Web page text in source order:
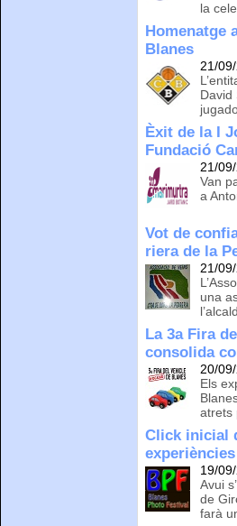
la
Homenatge
Blanes
21/
David
Èxit de la I
Fundació
21/
Van
a
Vot de
riera de la
21/
una
La 3a Fira
consolida
20/
Els
atrets
Click inicial
19/
Avui
de
farà